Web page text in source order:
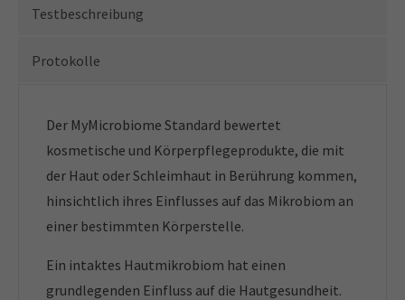
Testbeschreibung
Protokolle
Der MyMicrobiome Standard bewertet
kosmetische und Körperpflegeprodukte, die mit
der Haut oder Schleimhaut in Berührung kommen,
hinsichtlich ihres Einflusses auf das Mikrobiom an
einer bestimmten Körperstelle.
Ein intaktes Hautmikrobiom hat einen
grundlegenden Einfluss auf die Hautgesundheit.